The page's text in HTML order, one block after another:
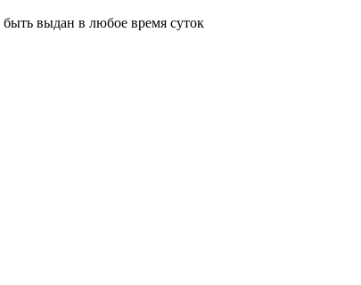
выдан в любое время суток